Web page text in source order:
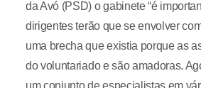
da Avó (PSD) o gabinete “é
dirigentes terão que se envolver
uma brecha que existia porque as
do voluntariado e são amadoras.
um conjunto de especialistas em